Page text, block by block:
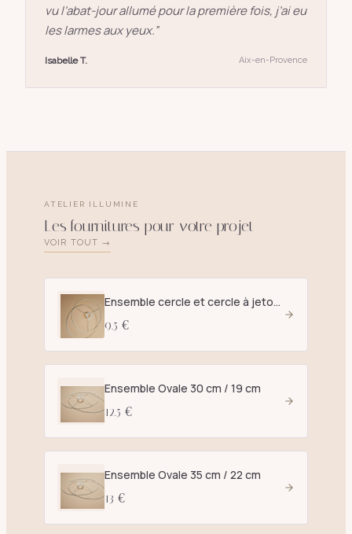
vu l’abat-jour allumé pour la première fois, j’ai eu
les larmes aux yeux.”
Isabelle T. Aix-en-Provence
ATELIER ILLUMINE
Les fournitures pour votre projet
VOIR TOUT →
Ensemble cercle et cercle à jetons D. 25 cm blanc - E27
9.5 €
Ensemble Ovale 30 cm / 19 cm
12.5 €
Ensemble Ovale 35 cm / 22 cm
13 €